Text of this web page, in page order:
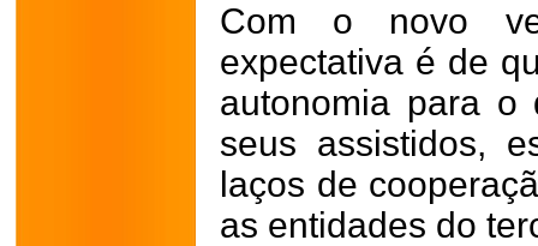
Com o novo
expectativa é de
autonomia para o
seus assistidos,
laços de
as entidades do